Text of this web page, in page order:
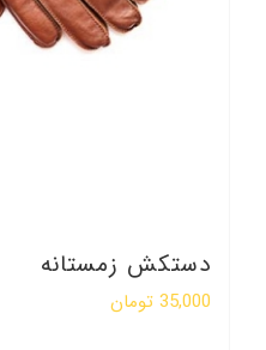
دستکش زمستانه
35,000 تومان